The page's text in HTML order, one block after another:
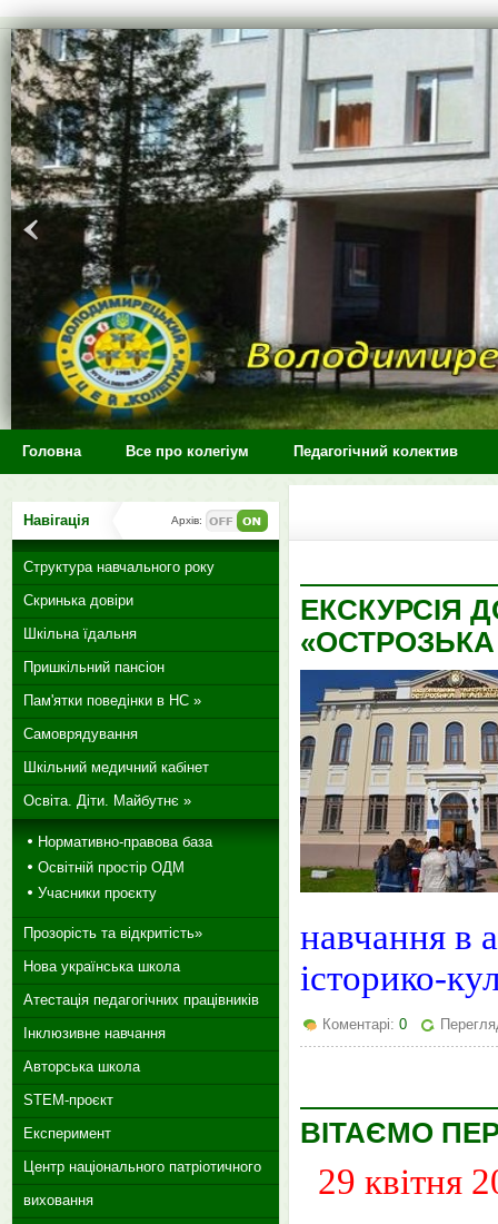
>
Головна Все про колегіум Педагогічний колектив
ЕКСКУРСІЯ
навчання в
історико-
Коментарі: 0
ВІТАЄМО
29 квітня
Навігація Архів:
Структура навчального року
Скринька довіри
Шкільна їдальня
Пришкільний пансіон
Пам'ятки поведінки в НС »
Самоврядування
Шкільний медичний кабінет
Освіта. Діти. Майбутнє »
Нормативно-правова база
Освітній простір ОДМ
Учасники проєкту
Прозорість та відкритість»
Нова українська школа
Атестація педагогічних працівників
Інклюзивне навчання
Авторська школа
STEM-проєкт
Експеримент
Центр національного патріотичного
виховання